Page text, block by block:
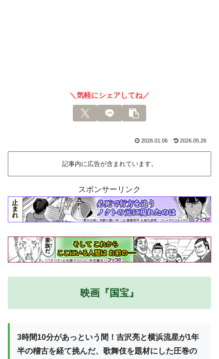
＼気軽にシェアしてね／
2026.01.06 2026.05.26
記事内に広告が含まれています。
スポンサーリンク
映画『国宝』
3時間10分があっという間！吉沢亮と横浜流星が1年
半の稽古を経て挑んだ、歌舞伎を題材にした圧巻の